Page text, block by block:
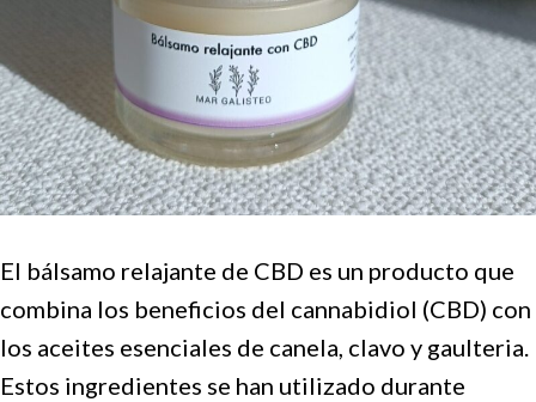
El bálsamo relajante de CBD es un producto que
combina los beneficios del cannabidiol (CBD) con
los aceites esenciales de canela, clavo y gaulteria.
Estos ingredientes se han utilizado durante